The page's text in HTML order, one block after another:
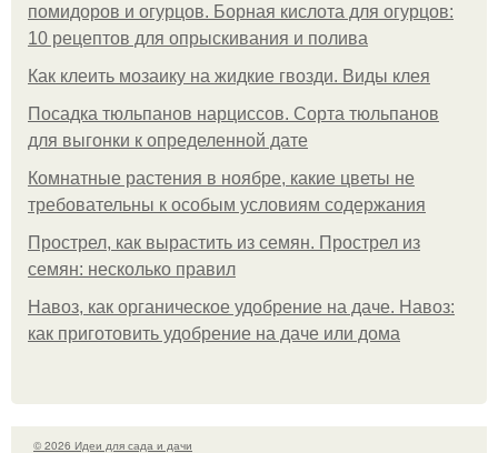
помидоров и огурцов. Борная кислота для огурцов:
10 рецептов для опрыскивания и полива
Как клеить мозаику на жидкие гвозди. Виды клея
Посадка тюльпанов нарциссов. Сорта тюльпанов
для выгонки к определенной дате
Комнатные растения в ноябре, какие цветы не
требовательны к особым условиям содержания
Прострел, как вырастить из семян. Прострел из
семян: несколько правил
Навоз, как органическое удобрение на даче. Навоз:
как приготовить удобрение на даче или дома
© 2026 Идеи для сада и дачи